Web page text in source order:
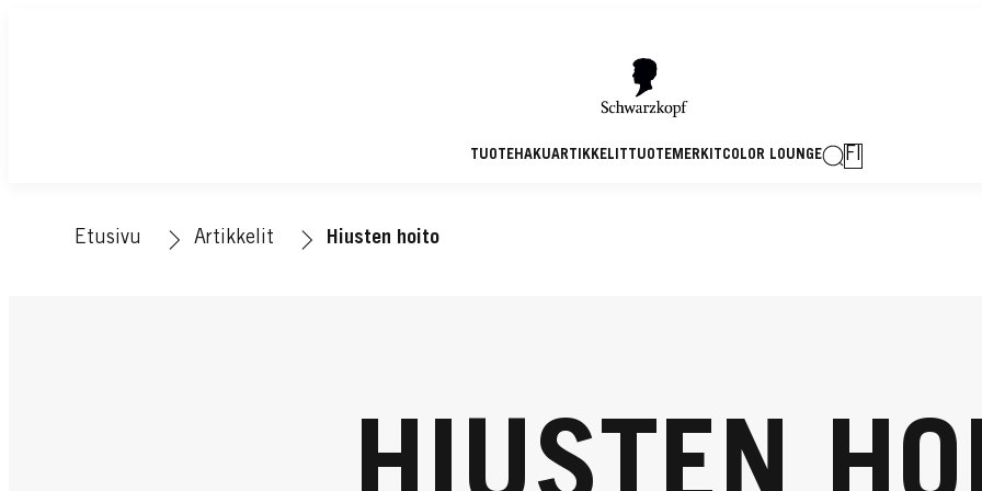
TUOTEHAKUARTIKKELIT TUOTEMERKIT COLOR LOUNGE FI
Etusivu Artikkelit Hiusten hoito